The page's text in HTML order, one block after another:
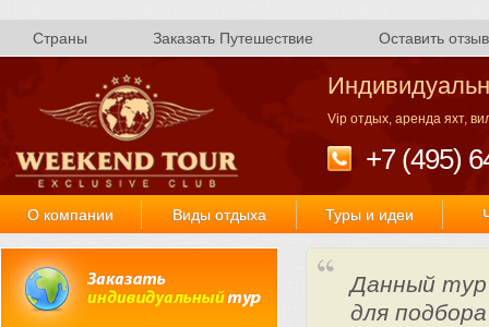
Страны Заказать Путешествие Оставить отзыв
Vip отдых, аренда яхт,
+7 (495)
О компании Виды отдыха Туры и идеи
Данный
для